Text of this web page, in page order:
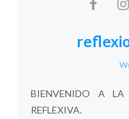
BIENVENIDO A
REFLEXIVA.